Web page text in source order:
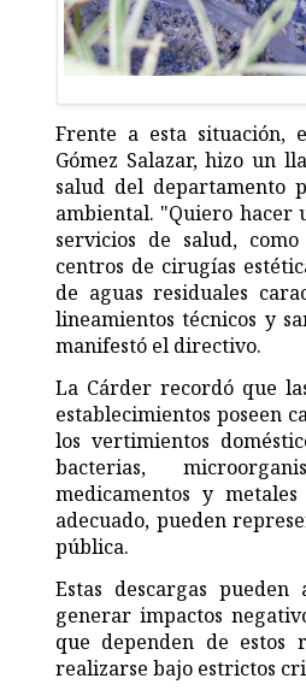
Frente a esta situación,
Gómez Salazar, hizo un
salud del departamento
ambiental. "Quiero hacer
servicios de salud,
centros de cirugías
de aguas residuales
lineamientos técnicos y
manifestó el directivo.
La Cárder recordó que
establecimientos poseen
los vertimientos
bacterias,
medicamentos y
adecuado, pueden
pública.
Estas descargas
generar impactos
que dependen de estos
realizarse bajo estrictos